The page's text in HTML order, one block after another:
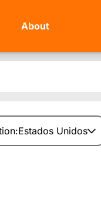
About
Estados Unidos